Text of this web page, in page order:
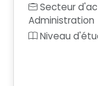
Secteur
Administration
Niveau